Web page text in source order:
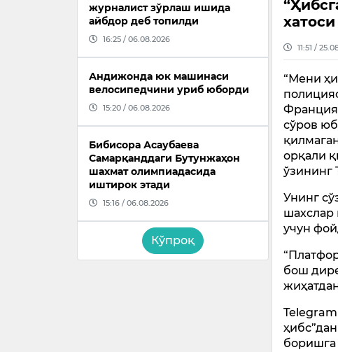
журналист зўрлаш ишида
айбдор деб топилди
16:25 / 06.08.2026
Андижонда юк машинаси
велосипедчини уриб юборди
15:20 / 06.08.2026
Бибисора Асаубаева
Самарқанддаги Бутунжаҳон
шахмат олимпиадасида
иштирок этади
15:16 / 06.08.2026
Кўпроқ
11:51 /
“Мени
Франция
сўров
орқали
ўзининг
Унинг
учун
бош
боришга